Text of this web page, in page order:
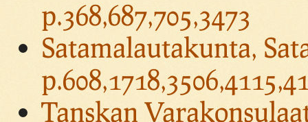
p.368,687,705,3473
Satamalautakunta,
Tanskan